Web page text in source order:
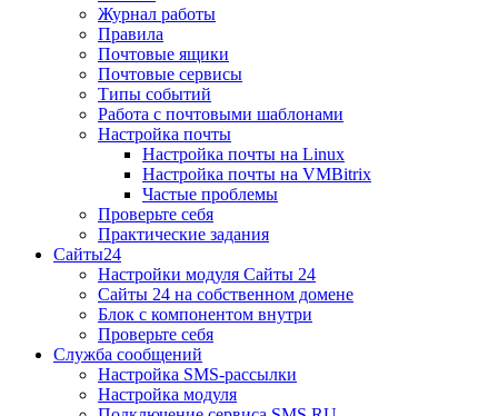
Журнал работы
Правила
Почтовые ящики
Почтовые сервисы
Типы событий
Работа с почтовыми шаблонами
Настройка почты
Настройка почты на Linux
Настройка почты на VMBitrix
Частые проблемы
Проверьте себя
Практические задания
Сайты24
Настройки модуля Сайты 24
Сайты 24 на собственном домене
Блок с компонентом внутри
Проверьте себя
Служба сообщений
Настройка SMS-рассылки
Настройка модуля